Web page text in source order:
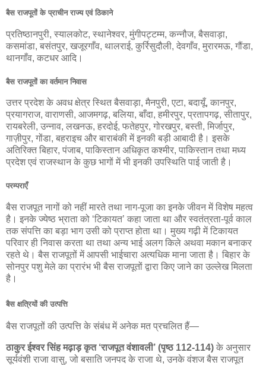
बैस राजपूतों के प्राचीन राज्य एवं ठिकाने
प्रतिष्ठानपुरी, स्यालकोट, स्थानेश्वर, मुंगीपट्टम्म, कन्नौज, बैसवाड़ा,
कसमांडा, बसंतपुर, खजूरगाँव, थालराई, कुर्रिसुदौली, देवगाँव, मुरारमऊ, गौंडा,
थानगाँव, कटधर आदि।
बैस राजपूतों का वर्तमान निवास
उत्तर प्रदेश के अवध क्षेत्र स्थित बैसवाड़ा, मैनपुरी, एटा, बदायूँ, कानपुर,
प्रयागराज, वाराणसी, आजमगढ़, बलिया, बाँदा, हमीरपुर, प्रतापगढ़, सीतापुर,
रायबरेली, उन्नाव, लखनऊ, हरदोई, फतेहपुर, गोरखपुर, बस्ती, मिर्जापुर,
गाज़ीपुर, गोंडा, बहराइच और बाराबंकी में इनकी बड़ी आबादी है। इसके
अतिरिक्त बिहार, पंजाब, पाकिस्तान अधिकृत कश्मीर, पाकिस्तान तथा मध्य
प्रदेश एवं राजस्थान के कुछ भागों में भी इनकी उपस्थिति पाई जाती है।
परम्पराएँ
बैस राजपूत नागों को नहीं मारते तथा नाग-पूजा का इनके जीवन में विशेष महत्व
है। इनके ज्येष्ठ भ्राता को ‘टिकायत’ कहा जाता था और स्वतंत्रता-पूर्व काल
तक संपत्ति का बड़ा भाग उसी को प्राप्त होता था। मुख्य गढ़ी में टिकायत
परिवार ही निवास करता था तथा अन्य भाई अलग किले अथवा मकान बनाकर
रहते थे। बैस राजपूतों में आपसी भाईचारा अत्यधिक माना जाता है। बिहार के
सोनपुर पशु मेले का प्रारंभ भी बैस राजपूतों द्वारा किए जाने का उल्लेख मिलता
है।
बैस क्षत्रियों की उत्पत्ति
बैस राजपूतों की उत्पत्ति के संबंध में अनेक मत प्रचलित हैं—
ठाकुर ईश्वर सिंह मढ़ाड़ कृत ‘राजपूत वंशावली’ (पृष्ठ 112-114) के अनुसार
सूर्यवंशी राजा वासु, जो बसाति जनपद के राजा थे, उनके वंशज बैस राजपूत